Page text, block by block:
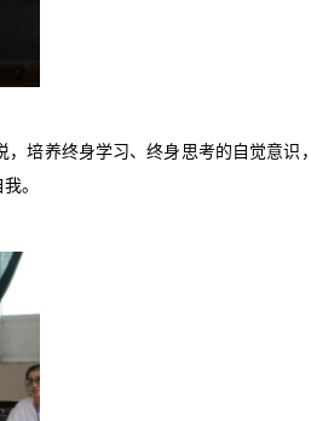
培养终身学习、终身思考的自觉意识，
。